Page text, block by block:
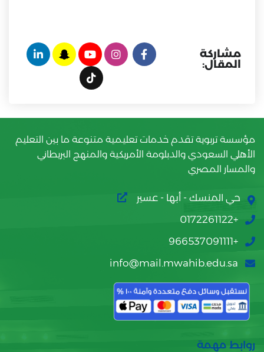
مشاركة
المقال:
مؤسسة تربوية تقدم خدمات تعليمية متنوعة ما بين التعليم
الأهلي السعودي والدبلومة الأمريكية والمنهج البريطاني
والمسار المصري
حي المنسك - أبها - عسير
+0172261122
+966537091111
info@mail.mwahib.edu.sa
روابط مهمة